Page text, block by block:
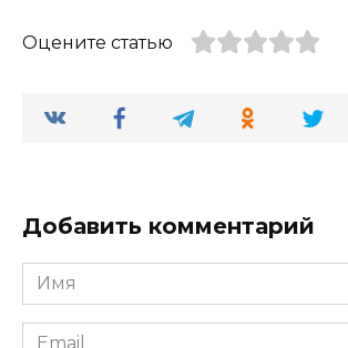
Оцените статью
Добавить комментарий
Имя
*
Email